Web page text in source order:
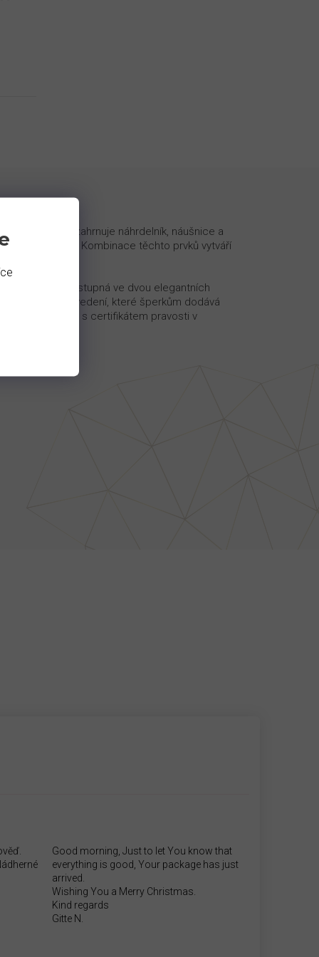
set zahrnuje náhrdelník, náušnice a
zirkony. Kombinace těchto prvků vytváří
detail.
a detail. Je dostupná ve dvou elegantních
provedení, které šperkům dodává
Dodáváme s certifikátem pravosti v
Good morning, Just to let You know that
everything is good, Your package has just
arrived.
Wishing You a Merry Christmas.
Kind regards
Gitte N.